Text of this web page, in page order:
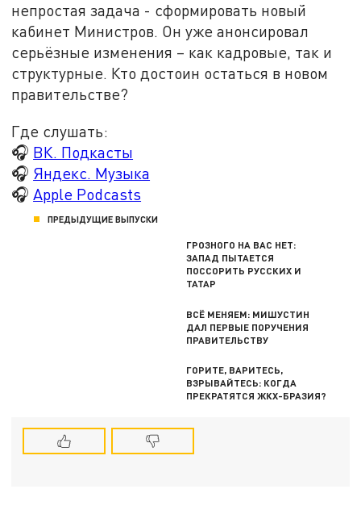
непростая задача - сформировать новый
кабинет Министров. Он уже анонсировал
серьёзные изменения – как кадровые, так и
структурные. Кто достоин остаться в новом
правительстве?
Где слушать:
🎧 ВК. Подкасты
🎧 Яндекс. Музыка
🎧Apple Podcasts
ПРЕДЫДУЩИЕ ВЫПУСКИ
ГРОЗНОГО НА ВАС НЕТ:
ЗАПАД ПЫТАЕТСЯ
ПОССОРИТЬ РУССКИХ И
ТАТАР
ВСЁ МЕНЯЕМ: МИШУСТИН
ДАЛ ПЕРВЫЕ ПОРУЧЕНИЯ
ПРАВИТЕЛЬСТВУ
ГОРИТЕ, ВАРИТЕСЬ,
ВЗРЫВАЙТЕСЬ: КОГДА
ПРЕКРАТЯТСЯ ЖКХ-БРАЗИЯ?